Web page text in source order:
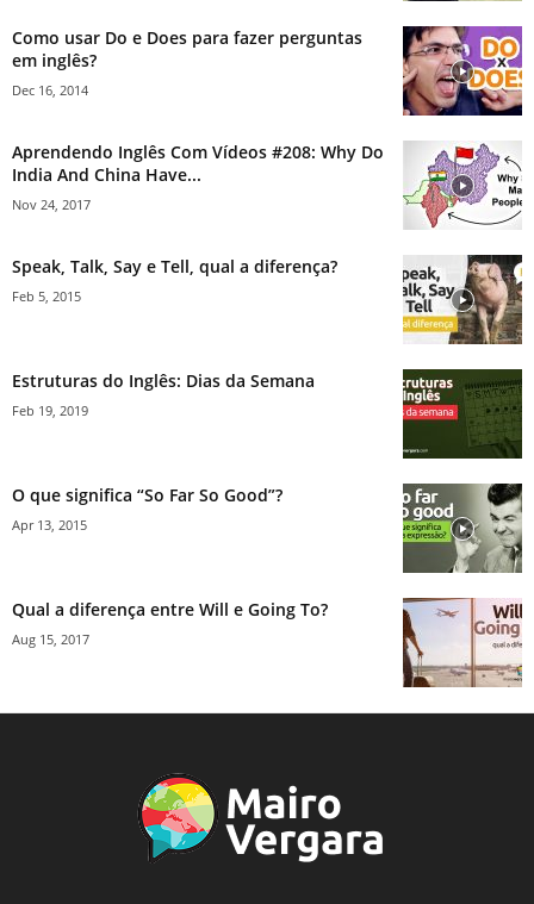
Como usar Do e Does para fazer perguntas
em inglês?
Dec 16, 2014
Aprendendo Inglês Com Vídeos #208: Why Do
India And China Have...
Nov 24, 2017
Speak, Talk, Say e Tell, qual a diferença?
Feb 5, 2015
Estruturas do Inglês: Dias da Semana
Feb 19, 2019
O que significa “So Far So Good”?
Apr 13, 2015
Qual a diferença entre Will e Going To?
Aug 15, 2017